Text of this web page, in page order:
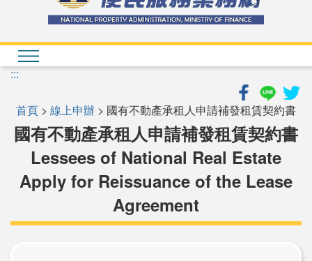
:::
首頁 > 線上申辦 > 國有不動產承租人申請補發租賃契約書
國有不動產承租人申請補發租賃契約書
Lessees of National Real Estate
Apply for Reissuance of the Lease
Agreement